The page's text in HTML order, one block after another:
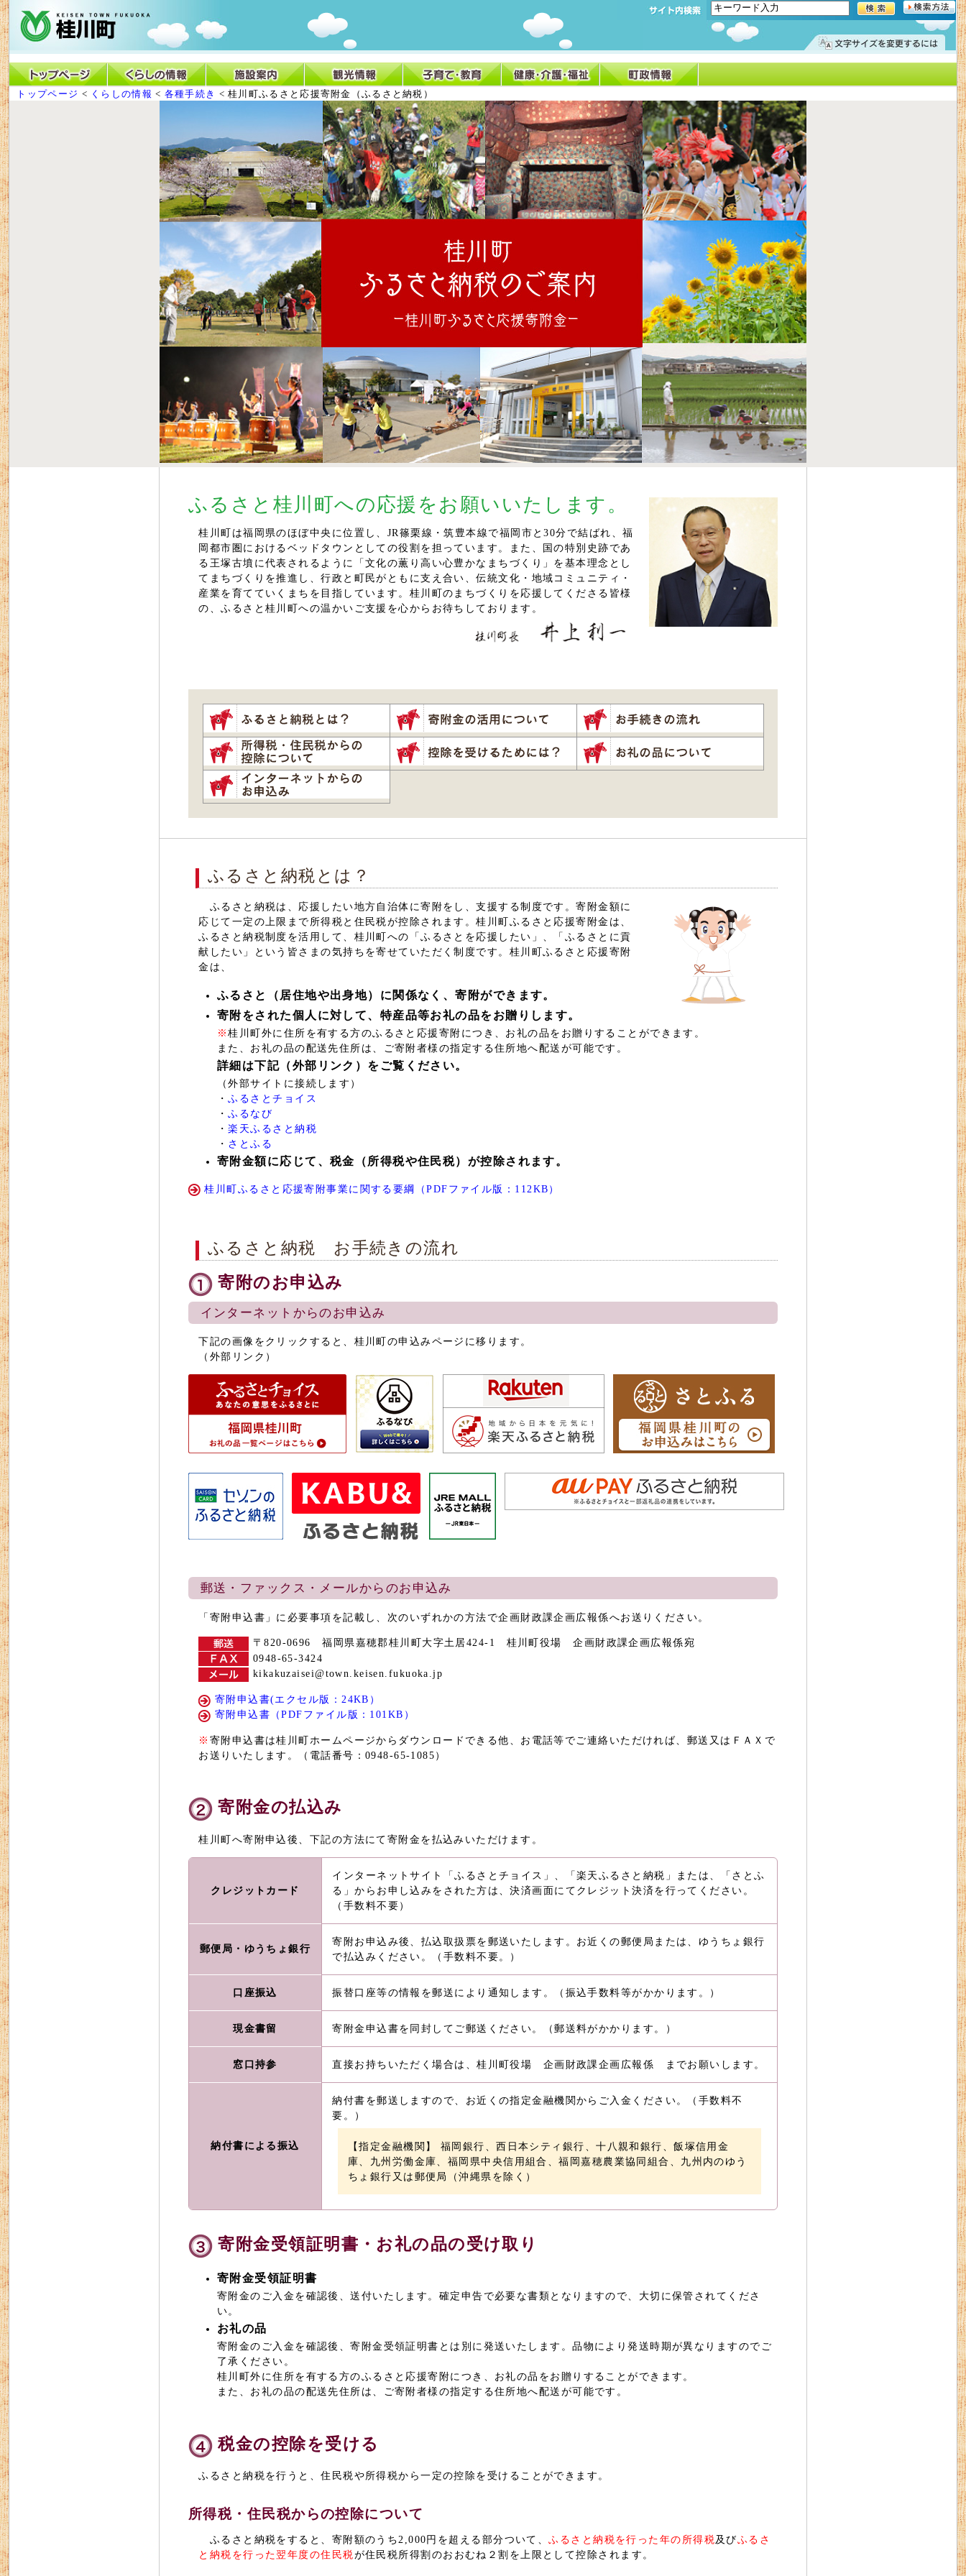
トップページ < くらしの情報 < 各種手続き < 桂川町ふるさと応援寄附金（ふるさと納税）
ふるさと桂川町への応援をお願いいたします。
桂川町は福岡県のほぼ中央に位置し、JR篠栗線・筑豊本線で福岡市と30分で結ばれ、福
岡都市圏におけるベッドタウンとしての役割を担っています。また、国の特別史跡であ
る王塚古墳に代表されるように「文化の薫り高い心豊かなまちづくり」を基本理念とし
てまちづくりを推進し、行政と町民がともに支え合い、伝統文化・地域コミュニティ・
産業を育てていくまちを目指しています。桂川町のまちづくりを応援してくださる皆様
の、ふるさと桂川町への温かいご支援を心からお待ちしております。
ふるさと納税とは？
ふるさと納税は、応援したい地方自治体に寄附をし、支援する制度です。寄附金額に
応じて一定の上限まで所得税と住民税が控除されます。桂川町ふるさと応援寄附金は、
ふるさと納税制度を活用して、桂川町への「ふるさとを応援したい」、「ふるさとに貢
献したい」という皆さまの気持ちを寄せていただく制度です。桂川町ふるさと応援寄附
金は、
ふるさと（居住地や出身地）に関係なく、寄附ができます。
寄附をされた個人に対して、特産品等お礼の品をお贈りします。
※桂川町外に住所を有する方のふるさと応援寄附につき、お礼の品をお贈りすることができます。
また、お礼の品の配送先住所は、ご寄附者様の指定する住所地へ配送が可能です。
詳細は下記（外部リンク）をご覧ください。
（外部サイトに接続します）
・ふるさとチョイス
・ふるなび
・楽天ふるさと納税
・ さとふる
寄附金額に応じて、税金（所得税や住民税）が控除されます。
桂川町ふるさと応援寄附事業に関する要綱（PDFファイル版：112KB）
ふるさと納税 お手続きの流れ
寄附のお申込み
インターネットからのお申込み
下記の画像をクリックすると、桂川町の申込みページに移ります。
（外部リンク）
郵送・ファックス・メールからのお申込み
「寄附申込書」に必要事項を記載し、次のいずれかの方法で企画財政課企画広報係へお送りください。
〒820-0696 福岡県嘉穂郡桂川町大字土居424-1 桂川町役場 企画財政課企画広報係宛
0948-65-3424
kikakuzaisei@town.keisen.fukuoka.jp
寄附申込書(エクセル版：24KB）
寄附申込書（PDFファイル版：101KB）
※ 寄附申込書は桂川町ホームページからダウンロードできる他、お電話等でご連絡いただければ、郵送又はＦＡＸで
お送りいたします。（電話番号：0948-65-1085）
寄附金の払込み
桂川町へ寄附申込後、下記の方法にて寄附金を払込みいただけます。
クレジットカード
インターネットサイト「ふるさとチョイス」、「楽天ふるさと納税」または、「さとふ
る」からお申し込みをされた方は、決済画面にてクレジット決済を行ってください。
（手数料不要）
郵便局・ゆうちょ銀行
寄附お申込み後、払込取扱票を郵送いたします。お近くの郵便局または、ゆうちょ銀行
で払込みください。（手数料不要。）
口座振込 振替口座等の情報を郵送により通知します。（振込手数料等がかかります。）
現金書留 寄附金申込書を同封してご郵送ください。（郵送料がかかります。）
窓口持参 直接お持ちいただく場合は、桂川町役場 企画財政課企画広報係 までお願いします。
納付書による振込
納付書を郵送しますので、お近くの指定金融機関からご入金ください。（手数料不
要。）
【指定金融機関】 福岡銀行、西日本シティ銀行、十八親和銀行、飯塚信用金
庫、九州労働金庫、福岡県中央信用組合、福岡嘉穂農業協同組合、九州内のゆう
ちょ銀行又は郵便局（沖縄県を除く）
寄附金受領証明書・お礼の品の受け取り
寄附金受領証明書
寄附金のご入金を確認後、送付いたします。確定申告で必要な書類となりますので、大切に保管されてくださ
い。
お礼の品
寄附金のご入金を確認後、寄附金受領証明書とは別に発送いたします。品物により発送時期が異なりますのでご
了承ください。
桂川町外に住所を有する方のふるさと応援寄附につき、お礼の品をお贈りすることができます。
また、お礼の品の配送先住所は、ご寄附者様の指定する住所地へ配送が可能です。
税金の控除を受ける
ふるさと納税を行うと、住民税や所得税から一定の控除を受けることができます。
所得税・住民税からの控除について
ふるさと納税をすると、寄附額のうち2,000円を超える部分ついて、ふるさと納税を行った年の所得税及びふるさ
と納税を行った翌年度の住民税が住民税所得割のおおむね２割を上限として控除されます。